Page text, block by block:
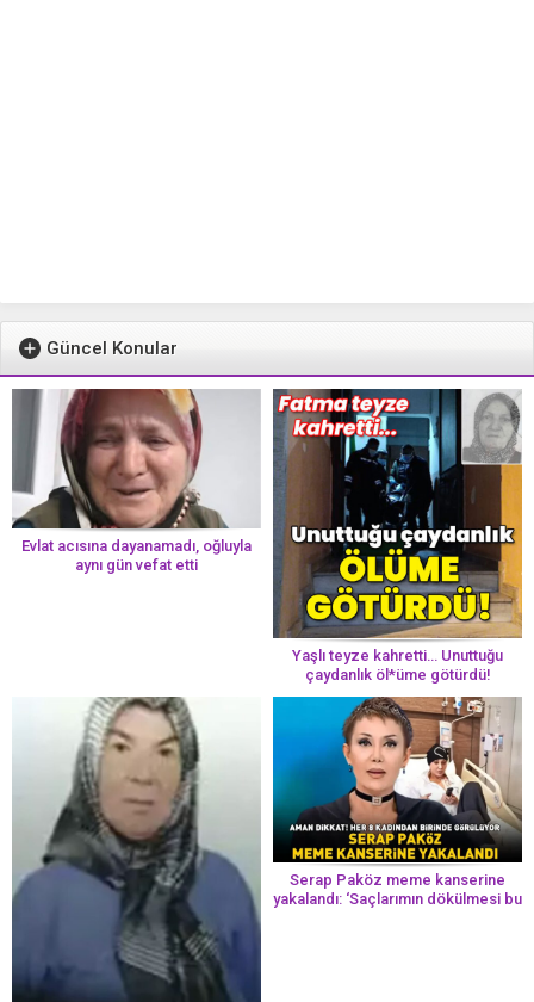
Güncel Konular
Evlat acısına dayanamadı, oğluyla
aynı gün vefat etti
Yaşlı teyze kahretti… Unuttuğu
çaydanlık öl*üme götürdü!
Serap Paköz meme kanserine
yakalandı: ‘Saçlarımın dökülmesi bu